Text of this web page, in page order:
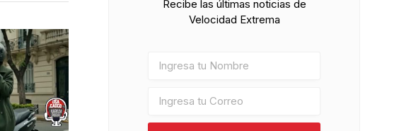
Recibe las últimas noticias de
Velocidad Extrema